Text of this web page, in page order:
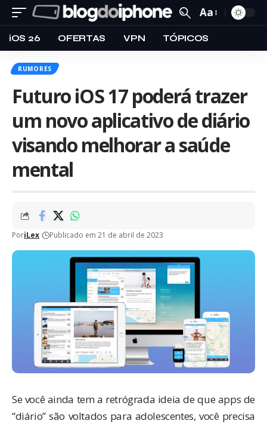
Aa
iOS 26 OFERTAS VPN TÓPICOS
RUMORES
Futuro iOS 17 poderá trazer
um novo aplicativo de diário
visando melhorar a saúde
mental
PoriLex Publicado em 21 de abril de 2023
Se você ainda tem a retrógrada ideia de que apps de
“diário” são voltados para adolescentes, você precisa